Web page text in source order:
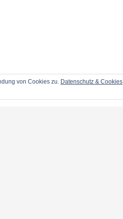
von Cookies zu. Datenschutz & Cookies